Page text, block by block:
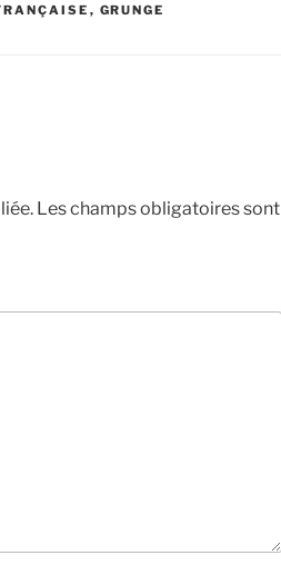
, GRUNGE
Les champs obligatoires sont